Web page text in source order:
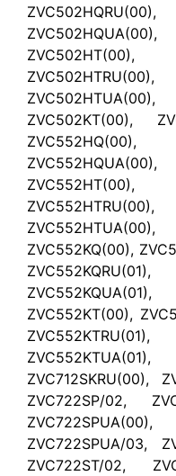
ZVC502KT(00),
ZVC552KQ(00),
ZVC552KT(00),
ZVC712SKRU(00),
ZVC722SP/02,
ZVC722SPUA/03,
ZVC722ST/02,